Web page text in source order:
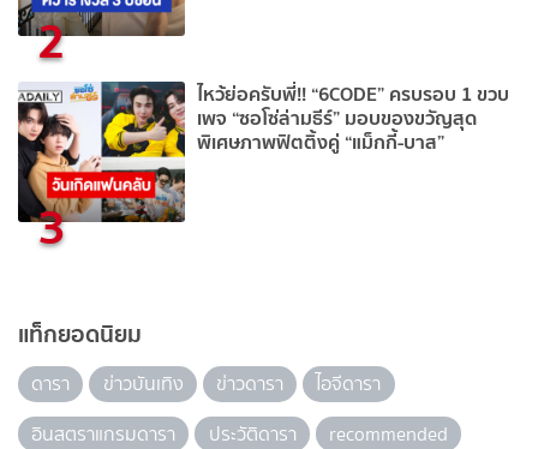
2
3
ไหว้ย่อครับพี่!! “6CODE” ครบรอบ 1 ขวบ
เพจ “ซอโซ่ล่ามธีร์” มอบของขวัญสุด
พิเศษภาพฟิตติ้งคู่ “แม็กกี้-บาส”
แท็กยอดนิยม
ดารา ข่าวบันเทิง ข่าวดารา
ไอจีดารา
อินสตราแกรมดารา
ประวัติดารา
recommended